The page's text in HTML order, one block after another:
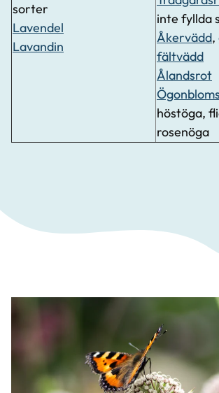
sorter
Lavendel
Lavandin
inte fyllda
Åkervädd,
fältvädd
Ålandsrot
höstöga,
rosenöga